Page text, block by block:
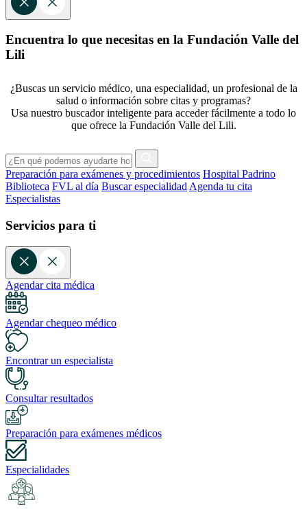
Encuentra lo que necesitas en la Fundación Valle del
Lili
¿Buscas un servicio médico, una especialidad, un profesional de la
salud o información sobre citas y programas?
Usa nuestro buscador inteligente para acceder fácilmente a todo lo
que ofrece la Fundación Valle del Lili.
Preparación para exámenes y procedimientos Hospital Padrino
Biblioteca FVL al día Buscar especialidad Agenda tu cita
Especialistas
Servicios para ti
Agendar cita médica
Agendar chequeo médico
Encontrar un especialista
Consultar resultados
Preparación para exámenes médicos
Especialidades